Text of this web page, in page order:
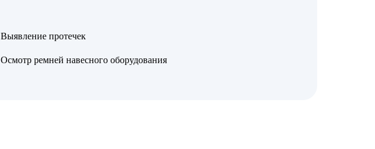
Выявление протечек
Осмотр ремней навесного оборудования